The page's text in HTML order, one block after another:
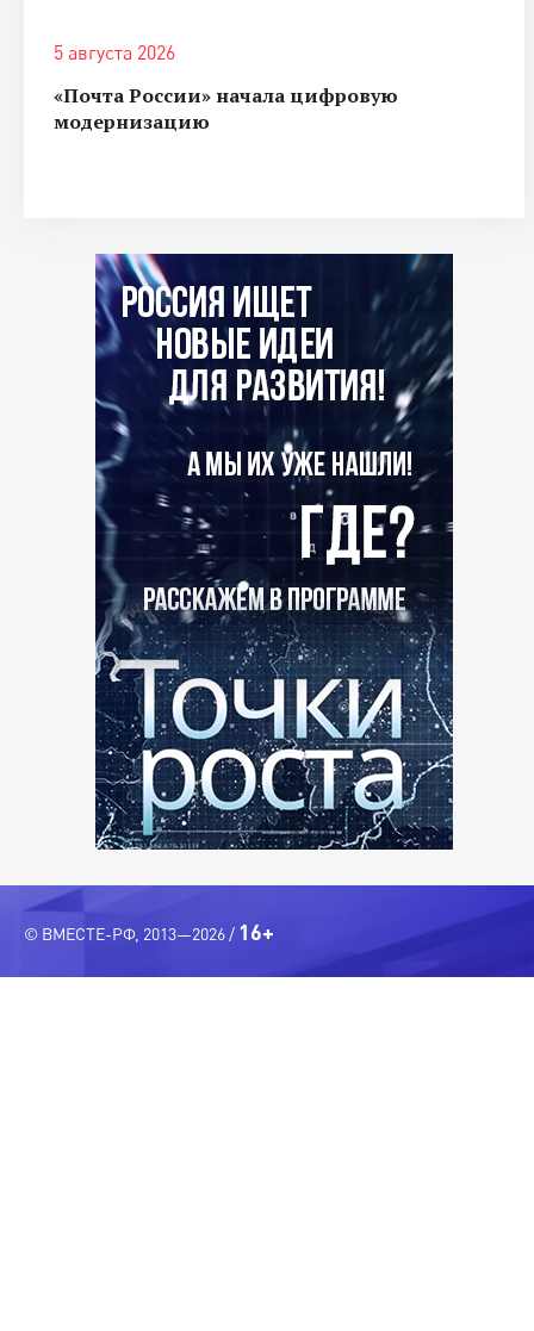
5 августа 2026
«Почта России» начала цифровую
модернизацию
© ВМЕСТЕ-РФ, 2013—2026 / 16+